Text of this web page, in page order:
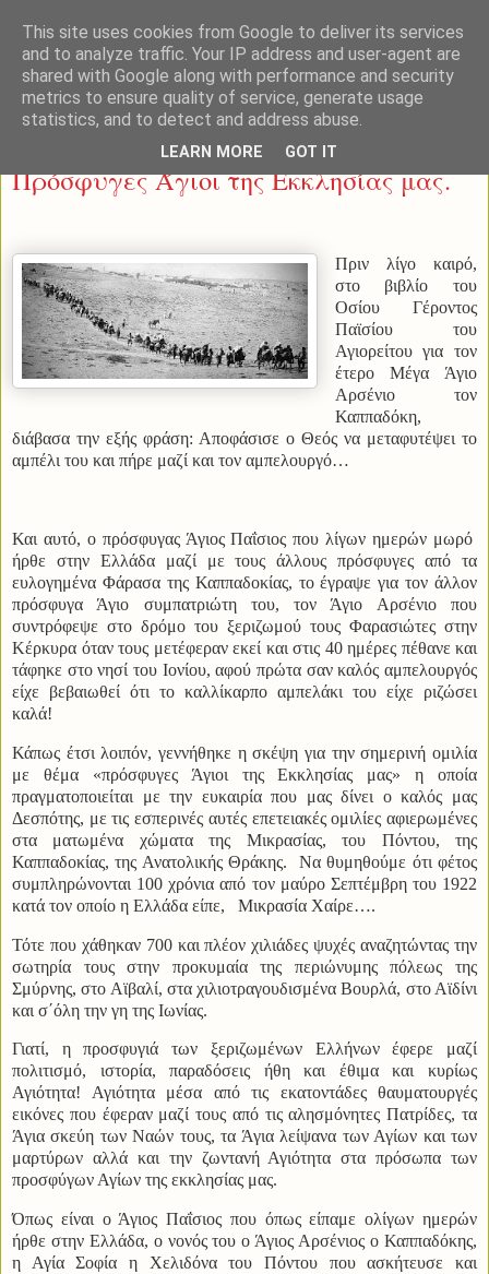
Κυριακή 22 Μαΐου 2022
Πρόσφυγες Άγιοι της Εκκλησίας μας.
Πριν λίγο καιρό,
στο βιβλίο του
Οσίου Γέροντος
Παϊσίου του
Αγιορείτου για τον
έτερο Μέγα Άγιο
Αρσένιο τον
Καππαδόκη,
διάβασα την εξής φράση: Αποφάσισε ο Θεός να μεταφυτέψει το
αμπέλι του και πήρε μαζί και τον αμπελουργό…
Και αυτό, ο πρόσφυγας Άγιος Παΐσιος που λίγων ημερών μωρό
ήρθε στην Ελλάδα μαζί με τους άλλους πρόσφυγες από τα
ευλογημένα Φάρασα της Καππαδοκίας, το έγραψε για τον άλλον
πρόσφυγα Άγιο συμπατριώτη του, τον Άγιο Αρσένιο που
συντρόφεψε στο δρόμο του ξεριζωμού τους Φαρασιώτες στην
Κέρκυρα όταν τους μετέφεραν εκεί και στις 40 ημέρες πέθανε και
τάφηκε στο νησί του Ιονίου, αφού πρώτα σαν καλός αμπελουργός
είχε βεβαιωθεί ότι το καλλίκαρπο αμπελάκι του είχε ριζώσει
καλά!
Κάπως έτσι λοιπόν, γεννήθηκε η σκέψη για την σημερινή ομιλία
με θέμα «πρόσφυγες Άγιοι της Εκκλησίας μας» η οποία
πραγματοποιείται με την ευκαιρία που μας δίνει ο καλός μας
Δεσπότης, με τις εσπερινές αυτές επετειακές ομιλίες αφιερωμένες
στα ματωμένα χώματα της Μικρασίας, του Πόντου, της
Καππαδοκίας, της Ανατολικής Θράκης.
Να θυμηθούμε ότι φέτος
συμπληρώνονται 100 χρόνια από τον μαύρο Σεπτέμβρη του 1922
κατά τον οποίο η Ελλάδα είπε,
Μικρασία Χαίρε….
Τότε που χάθηκαν 700 και πλέον χιλιάδες ψυχές αναζητώντας την
σωτηρία τους στην προκυμαία της περιώνυμης πόλεως της
Σμύρνης, στο Αϊβαλί, στα χιλιοτραγουδισμένα Βουρλά, στο Αϊδίνι
και σ΄όλη την γη της Ιωνίας.
Γιατί, η προσφυγιά των ξεριζωμένων Ελλήνων έφερε μαζί
πολιτισμό, ιστορία, παραδόσεις ήθη και έθιμα και κυρίως
Αγιότητα! Αγιότητα μέσα από τις εκατοντάδες θαυματουργές
εικόνες που έφεραν μαζί τους από τις αλησμόνητες Πατρίδες, τα
Άγια σκεύη των Ναών τους, τα Άγια λείψανα των Αγίων και των
μαρτύρων αλλά και την ζωντανή Αγιότητα στα πρόσωπα των
προσφύγων Αγίων της εκκλησίας μας.
Όπως είναι ο Άγιος Παΐσιος που όπως είπαμε ολίγων ημερών
ήρθε στην Ελλάδα, ο νονός του ο Άγιος Αρσένιος ο Καππαδόκης,
η Αγία Σοφία η Χελιδόνα του Πόντου που ασκήτευσε και
This site uses cookies from Google to deliver its services
and to analyze traffic. Your IP address and user-agent are
shared with Google along with performance and security
metrics to ensure quality of service, generate usage
statistics, and to detect and address abuse.
LEARN MORE GOT IT